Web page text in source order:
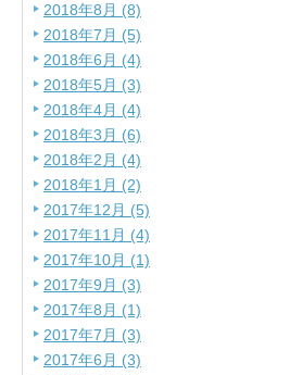
2018年8月 (8)
2018年7月 (5)
2018年6月 (4)
2018年5月 (3)
2018年4月 (4)
2018年3月 (6)
2018年2月 (4)
2018年1月 (2)
2017年12月 (5)
2017年11月 (4)
2017年10月 (1)
2017年9月 (3)
2017年8月 (1)
2017年7月 (3)
2017年6月 (3)